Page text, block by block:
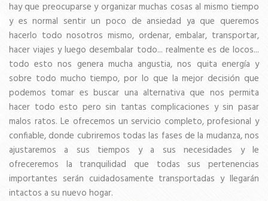
hay que preocuparse y organizar muchas cosas al mismo tiempo
y es normal sentir un poco de ansiedad ya que queremos
hacerlo todo nosotros mismo, ordenar, embalar, transportar,
hacer viajes y luego desembalar todo... realmente es de locos...
todo esto nos genera mucha angustia, nos quita energía y
sobre todo mucho tiempo, por lo que la mejor decisión que
podemos tomar es buscar una alternativa que nos permita
hacer todo esto pero sin tantas complicaciones y sin pasar
malos ratos. Le ofrecemos un servicio completo, profesional y
confiable, donde cubriremos todas las fases de la mudanza, nos
ajustaremos a sus tiempos y a sus necesidades y le
ofreceremos la tranquilidad que todas sus pertenencias
importantes serán cuidadosamente transportadas y llegarán
intactos a su nuevo hogar.